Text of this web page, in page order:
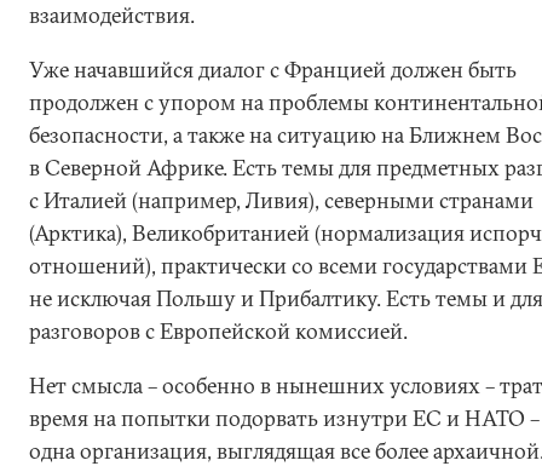
взаимодействия.
Уже начавшийся диалог с Францией должен быть
продолжен с упором на проблемы
безопасности, а также на ситуацию на Ближнем
в Северной Африке. Есть темы для предметных
с Италией (например, Ливия), северными странами
(Арктика), Великобританией (нормализация
отношений), практически со всеми государствами
не исключая Польшу и Прибалтику. Есть темы и для
разговоров с Европейской комиссией.
Нет смысла – особенно в нынешних условиях –
время на попытки подорвать изнутри ЕС и НАТО
одна организация, выглядящая все более